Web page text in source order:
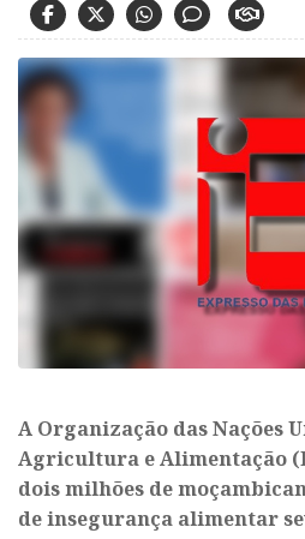
​A Organização das Nações
Agricultura e Alimentação
dois milhões de
de insegurança alimentar